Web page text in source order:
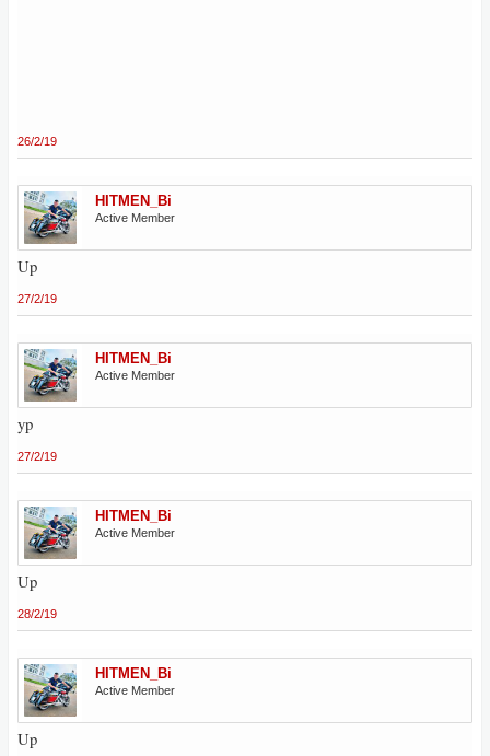
26/2/19
HITMEN_Bi
Active Member
Up
27/2/19
HITMEN_Bi
Active Member
yp
27/2/19
HITMEN_Bi
Active Member
Up
28/2/19
HITMEN_Bi
Active Member
Up